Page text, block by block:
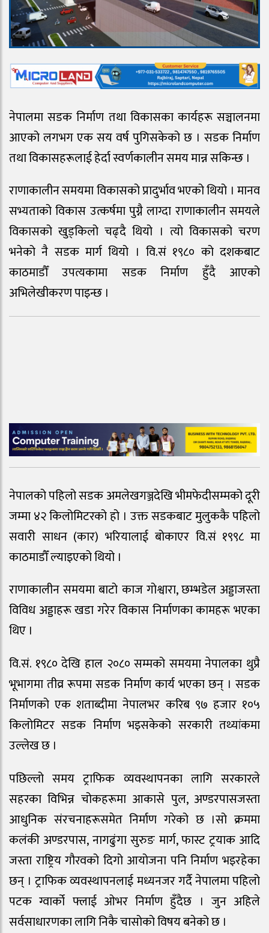
नेपालमा सडक निर्माण तथा विकासका कार्यहरू सञ्चालनमा
आएको लगभग एक सय वर्ष पुगिसकेको छ । सडक निर्माण
तथा विकासहरूलाई हेर्दा स्वर्णकालीन समय मान्न सकिन्छ । ​
राणाकालीन समयमा विकासको प्रादुर्भाव भएको थियो । मानव
सभ्यताको विकास उत्कर्षमा पुग्नै लाग्दा राणाकालीन समयले
विकासको खुड्किलो चढ्दै थियो । त्यो विकासको चरण
भनेको नै सडक मार्ग थियो । वि.सं १९८० को दशकबाट
काठमाडौँ उपत्यकामा सडक निर्माण हुँदै आएको
अभिलेखीकरण पाइन्छ ।
नेपालको पहिलो सडक अमलेखगञ्जदेखि भीमफेदीसम्मको दूरी
जम्मा ४२ किलोमिटरको हो । उक्त सडकबाट मुलुककै पहिलो
सवारी साधन (कार) भरियालाई बोकाएर वि.सं १९९८ मा
काठमाडौँ ल्याइएको थियो ।​
राणाकालीन समयमा बाटो काज गोश्वारा, छम्भडेल अड्डाजस्ता
विविध अड्डाहरू खडा गरेर विकास निर्माणका कामहरू भएका
थिए ।
वि.सं. १९८० देखि हाल २०८० सम्मको समयमा नेपालका थुप्रै
भूभागमा तीव्र रूपमा सडक निर्माण कार्य भएका छन् । सडक
निर्माणको एक शताब्दीमा नेपालभर करिब ९७ हजार १०५
किलोमिटर सडक निर्माण भइसकेको सरकारी तथ्यांकमा
उल्लेख छ ।
पछिल्लो समय ट्राफिक व्यवस्थापनका लागि सरकारले
सहरका विभिन्न चोकहरूमा आकासे पुल, अण्डरपासजस्ता
आधुनिक संरचनाहरूसमेत निर्माण गरेको छ ।​सो क्रममा
कलंकी अण्डरपास, नागढुंगा सुरुङ मार्ग, फास्ट ट्रयाक आदि
जस्ता राष्ट्रिय गौरवको दिगो आयोजना पनि निर्माण भइरहेका
छन् । ट्राफिक व्यवस्थापनलाई मध्यनजर गर्दै नेपालमा पहिलो
पटक ग्वार्को फ्लाई ओभर निर्माण हुँदैछ । जुन अहिले
सर्वसाधारणका लागि निकै चासोको विषय बनेको छ ।